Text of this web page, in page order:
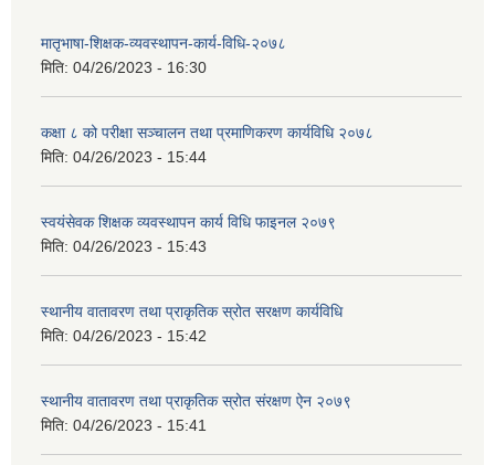
मातृभाषा-शिक्षक-व्यवस्थापन-कार्य-विधि-२०७८
मिति: 04/26/2023 - 16:30
कक्षा ८ को परीक्षा सञ्चालन तथा प्रमाणिकरण कार्यविधि २०७८
मिति: 04/26/2023 - 15:44
स्वयंसेवक शिक्षक व्यवस्थापन कार्य विधि फाइनल २०७९
मिति: 04/26/2023 - 15:43
स्थानीय वातावरण तथा प्राकृतिक स्रोत सरक्षण कार्यविधि
मिति: 04/26/2023 - 15:42
स्थानीय वातावरण तथा प्राकृतिक स्रोत संरक्षण ऐन २०७९
मिति: 04/26/2023 - 15:41